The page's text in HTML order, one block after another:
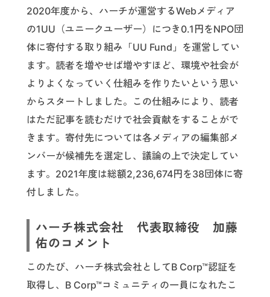
2020年度から、ハーチが運営するWebメディア
の1UU（ユニークユーザー）につき0.1円をNPO団
体に寄付する取り組み「UU Fund」を運営してい
ます。読者を増やせば増やすほど、環境や社会が
よりよくなっていく仕組みを作りたいという思い
からスタートしました。この仕組みにより、読者
はただ記事を読むだけで社会貢献をすることがで
きます。寄付先については各メディアの編集部メ
ンバーが候補先を選定し、議論の上で決定してい
ます。2021年度は総額2,236,674円を38団体に寄
付しました。
ハーチ株式会社 代表取締役 加藤
佑のコメント
このたび、ハーチ株式会社としてB Corp™認証を
取得し、B Corp™コミュニティの一員になれたこ